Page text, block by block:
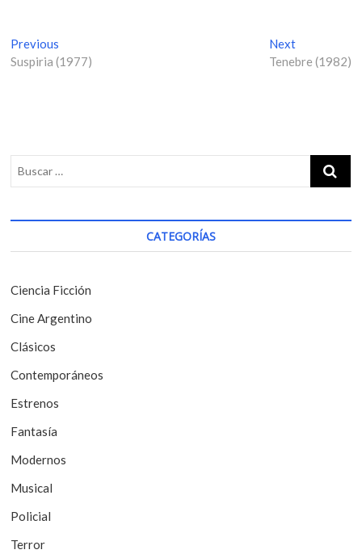
N
a
g
a
i
ó
n
e
e
n
t
r
a
d
a
s
Previous
r
p
s
:
Suspiria (1977)
NextN
e
:
Tenebre (1982)
CATEGORÍAS
Ciencia Ficción
Cine Argentino
Clásicos
Contemporáneos
Estrenos
Fantasía
Modernos
Musical
Policial
Terror